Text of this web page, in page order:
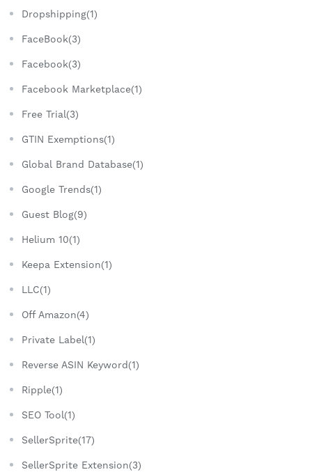
Dropshipping(1)
FaceBook(3)
Facebook(3)
Facebook Marketplace(1)
Free Trial(3)
GTIN Exemptions(1)
Global Brand Database(1)
Google Trends(1)
Guest Blog(9)
Helium 10(1)
Keepa Extension(1)
LLC(1)
Off Amazon(4)
Private Label(1)
Reverse ASIN Keyword(1)
Ripple(1)
SEO Tool(1)
SellerSprite(17)
SellerSprite Extension(3)